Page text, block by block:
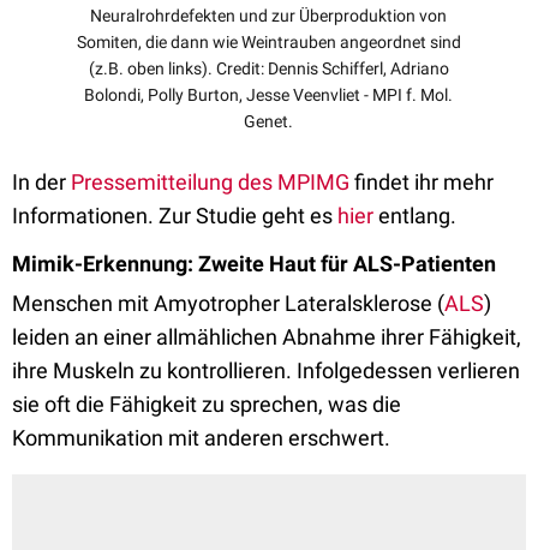
Neuralrohrdefekten und zur Überproduktion von
Somiten, die dann wie Weintrauben angeordnet sind
(z.B. oben links). Credit: Dennis Schifferl, Adriano
Bolondi, Polly Burton, Jesse Veenvliet - MPI f. Mol.
Genet.
In der Pressemitteilung des MPIMG findet ihr mehr
Informationen. Zur Studie geht es hierentlang.
Mimik-Erkennung: Zweite Haut für ALS-Patienten
Menschen mit Amyotropher Lateralsklerose (ALS)
leiden an einer allmählichen Abnahme ihrer Fähigkeit,
ihre Muskeln zu kontrollieren. Infolgedessen verlieren
sie oft die Fähigkeit zu sprechen, was die
Kommunikation mit anderen erschwert.